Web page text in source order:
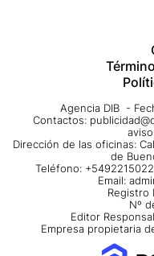
Agencia DIB -
Contactos:
Dirección de las oficinas:
de
Teléfono:
Email:
Registro
Nº
Editor
Empresa propietaria